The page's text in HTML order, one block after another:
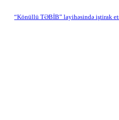
“Könüllü TƏBİB” layihəsində iştirak